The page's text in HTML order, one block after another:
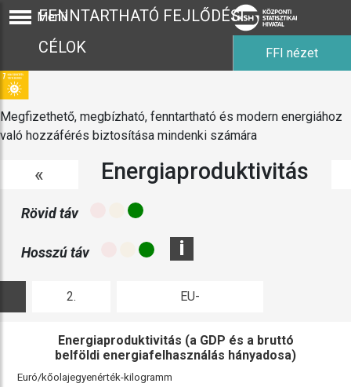
Menü
FENNTARTHATÓ FEJLŐDÉSI
CÉLOK
FFI nézet
Megfizethető, megbízható, fenntartható és modern energiához
való hozzáférés biztosítása mindenki számára
« Energiaproduktivitás
Rövid táv
Hosszú táv i
2. EU-
Euró/kőolajegyenérték-kilogramm
Energiaproduktivitás (a GDP és a bruttó
belföldi energiafelhasználás hányadosa)